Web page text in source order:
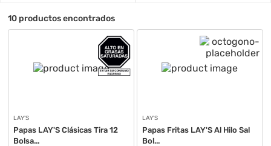
10 productos encontrados
LAY'S
Papas LAY'S Clásicas Tira 12
Bolsa...
LAY'S
Papas Fritas LAY'S Al Hilo Sal
Bol...